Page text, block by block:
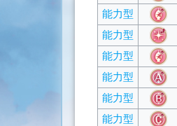
能力型
能力型
能力型
能力型
能力型
能力型